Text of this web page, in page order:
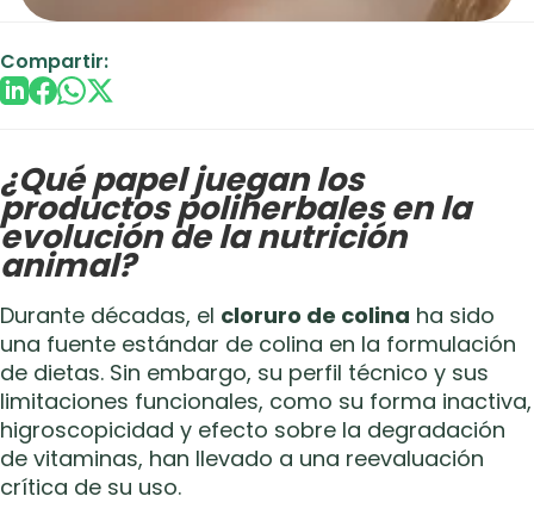
Compartir:
¿Qué papel juegan los
productos poliherbales en la
evolución de la nutrición
animal?
Durante décadas, el cloruro de colina ha sido
una fuente estándar de colina en la formulación
de dietas. Sin embargo, su perfil técnico y sus
limitaciones funcionales, como su forma inactiva,
higroscopicidad y efecto sobre la degradación
de vitaminas, han llevado a una reevaluación
crítica de su uso.